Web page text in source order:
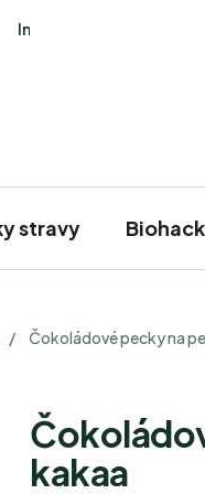
Interviews
stravy
/ Čokoládové pecky na
kakaa